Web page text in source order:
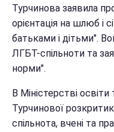
Турчинова заявила
орієнтація на шлюб і
батьками і дітьми".
ЛГБТ-спільноти та
норми".
В Міністерстві
Турчинової
спільнота, вчені та